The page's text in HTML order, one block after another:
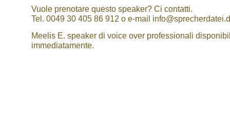
Vuole prenotare questo speaker? Ci contatti.
Tel. 0049 30 405 86 912 o e-mail
Meelis E. speaker di voice over professionali
immediatamente.